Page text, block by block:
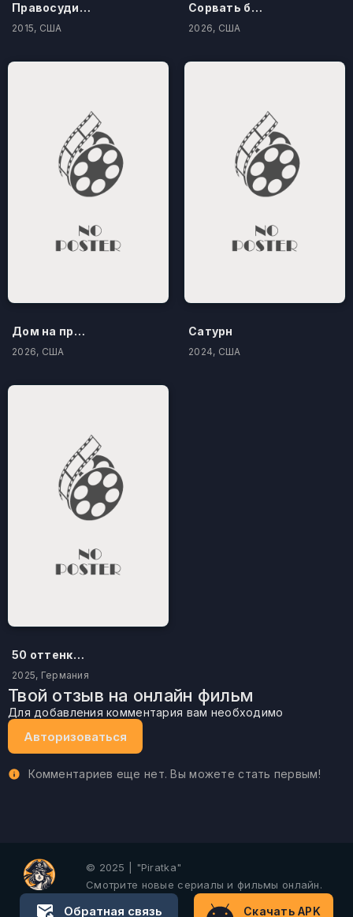
Правосудие по-американски
2015, США
Сорвать банк 3: Вор-джентльмен
2026, США
Дом на проклятом холме
2026, США
Сатурн
2024, США
50 оттенков бестселлера
2025, Германия
Твой отзыв на онлайн фильм
Для добавления комментария вам необходимо
Авторизоваться
Комментариев еще нет. Вы можете стать первым!
© 2025 | "Piratka"
Смотрите новые сериалы и фильмы онлайн.
Обратная связь Скачать APK